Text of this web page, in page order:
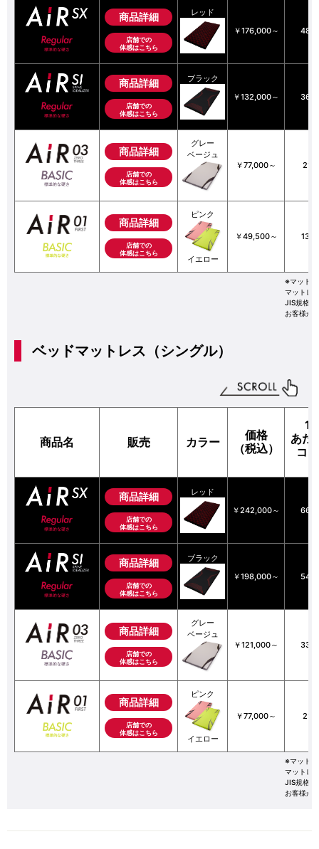
商品詳細
店舗での
体感はこちら
レッド
￥176,000～
48.2
商品詳細
店舗での
体感はこちら
ブラック
￥132,000～
36.2
商品詳細
店舗での
体感はこちら
グレー
ベージュ
￥77,000～
21.1
商品詳細
店舗での
体感はこちら
ピンク
イエロー
￥49,500～ 13.6
※マット
マットレ
JIS規格お
お客様が
ベッドマットレス（シングル）
商品名 販売 カラー
価格
（税込）
1
あた
コ
商品詳細
店舗での
体感はこちら
レッド
￥242,000～
66.3
商品詳細
店舗での
体感はこちら
ブラック
￥198,000～
54.2
商品詳細
店舗での
体感はこちら
グレー
ベージュ
￥121,000～
33.2
商品詳細
店舗での
体感はこちら
ピンク
イエロー
￥77,000～ 21.1
※マット
マットレ
JIS規格お
お客様が